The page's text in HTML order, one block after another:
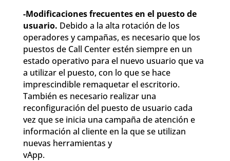
-Modificaciones frecuentes en el puesto de
usuario. Debido a la alta rotación de los
operadores y campañas, es necesario que los
puestos de Call Center estén siempre en un
estado operativo para el nuevo usuario que va
a utilizar el puesto, con lo que se hace
imprescindible remaquetar el escritorio.
También es necesario realizar una
reconfiguración del puesto de usuario cada
vez que se inicia una campaña de atención e
información al cliente en la que se utilizan
nuevas herramientas y
vApp.